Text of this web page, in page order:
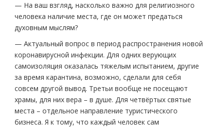
— На ваш взгляд, насколько важно для религиозного
человека наличие места, где он может предаться
духовным мыслям?
— Актуальный вопрос в период распространения новой
коронавирусной инфекции. Для одних верующих
самоизоляция оказалась тяжелым испытанием, другие
за время карантина, возможно, сделали для себя
совсем другой вывод. Третьи вообще не посещают
храмы, для них вера – в душе. Для четвёртых святые
места – отдельное направление туристического
бизнеса. Я к тому, что каждый человек сам